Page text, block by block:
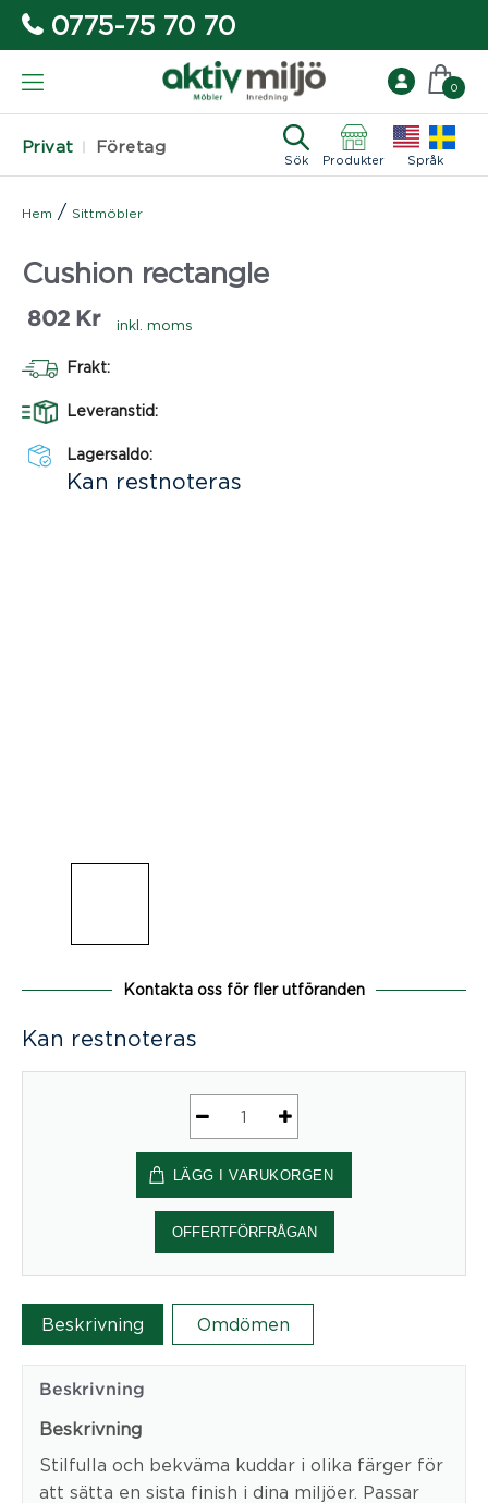
0775-75 70 70
Privat Företag
Sök Produkter Språk
0
Hem / Sittmöbler
Cushion rectangle
802 Kr inkl. moms
Frakt:
Leveranstid:
Lagersaldo:
Kan restnoteras
Kontakta oss för fler utföranden
Kan restnoteras
Cushion
rectangle
mängd
LÄGG I VARUKORGEN
OFFERTFÖRFRÅGAN
Beskrivning Omdömen
Beskrivning
Beskrivning
Stilfulla och bekväma kuddar i olika färger för
att sätta en sista finish i dina miljöer. Passar